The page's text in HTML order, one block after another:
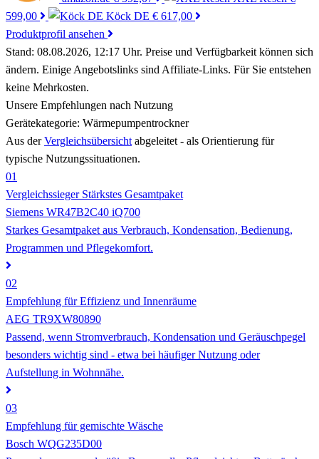
599,00
Köck DE € 617,00
Produktprofil ansehen
Stand: 08.08.2026, 12:17 Uhr. Preise und Verfügbarkeit können sich
ändern. Einige Angebotslinks sind Affiliate-Links. Für Sie entstehen
keine Mehrkosten.
Unsere Empfehlungen nach Nutzung
Gerätekategorie: Wärmepumpentrockner
Aus derVergleichsübersicht abgeleitet - als Orientierung für
typische Nutzungssituationen.
01
Vergleichssieger Stärkstes Gesamtpaket
Siemens WR47B2C40 iQ700
Starkes Gesamtpaket aus Verbrauch, Kondensation, Bedienung,
Programmen und Pflegekomfort.
02
Empfehlung für Effizienz und Innenräume
AEG TR9XW80890
Passend, wenn Stromverbrauch, Kondensation und Geräuschpegel
besonders wichtig sind - etwa bei häufiger Nutzung oder
Aufstellung in Wohnnähe.
03
Empfehlung für gemischte Wäsche
Bosch WQG235D00